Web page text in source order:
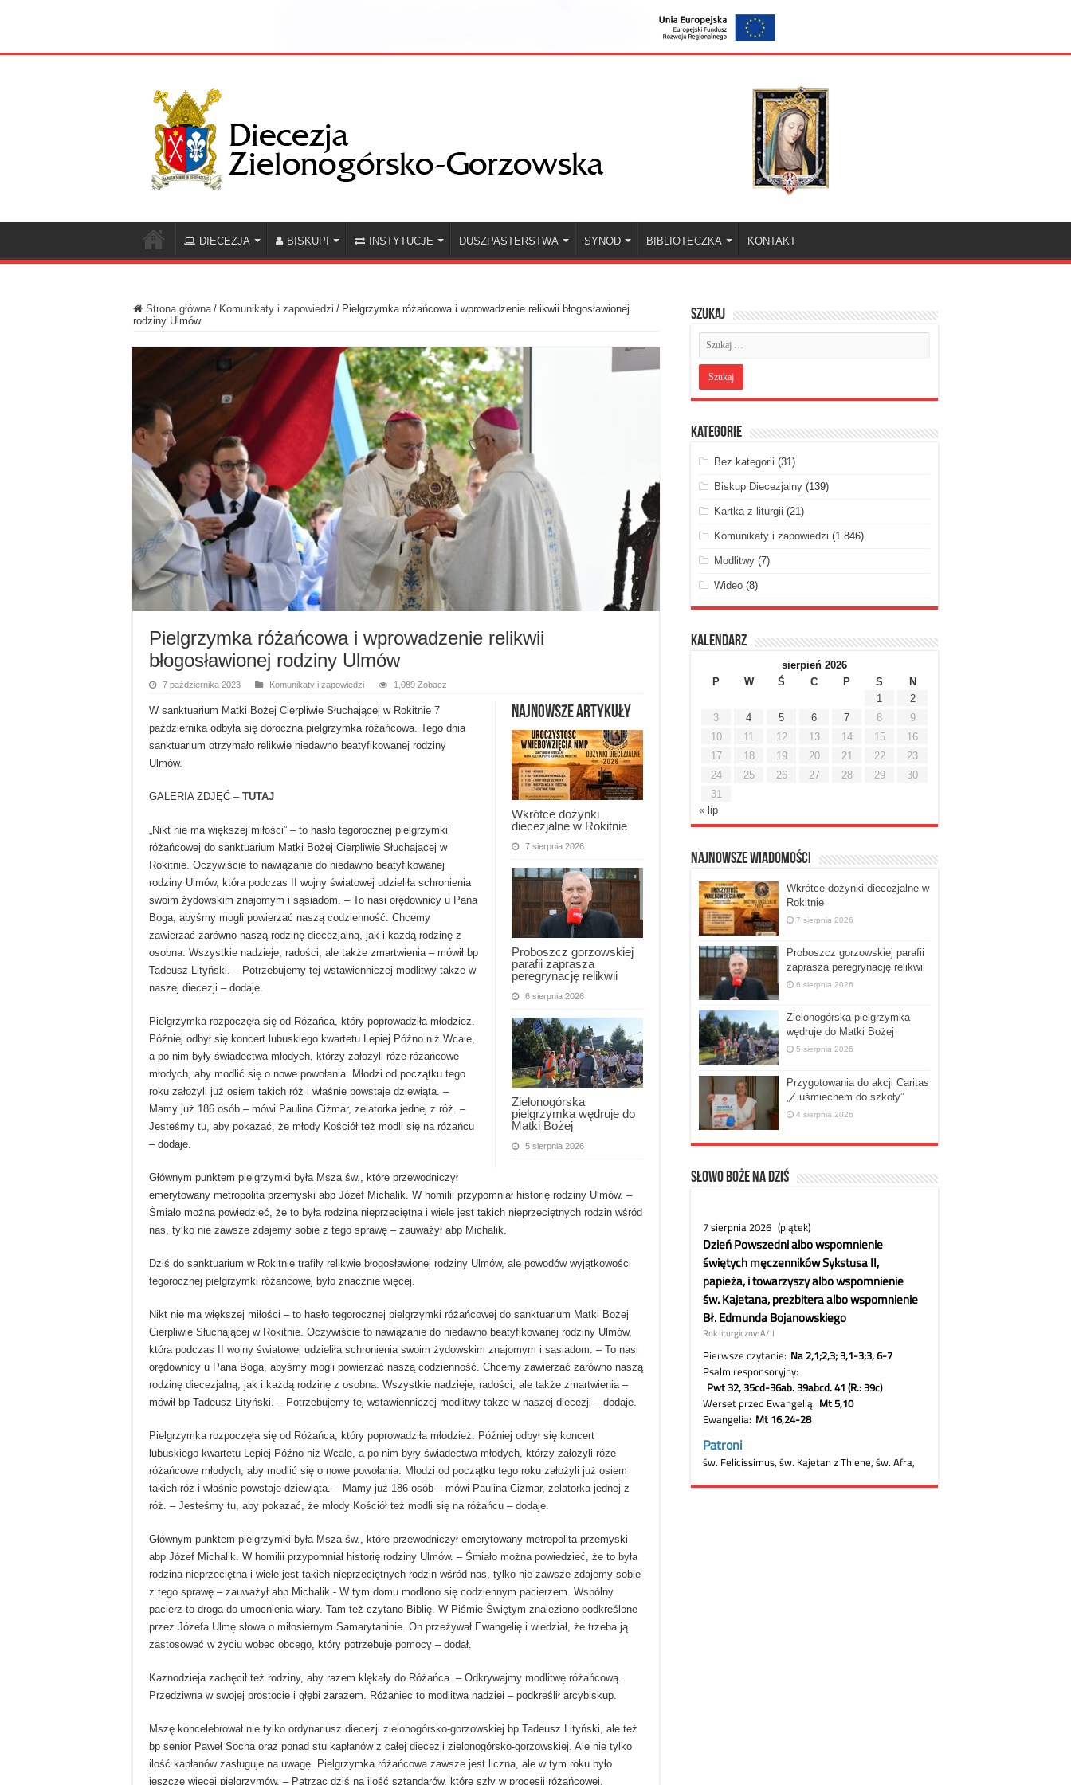
DIECEZJA BISKUPI INSTYTUCJE DUSZPASTERSTWA SYNOD BIBLIOTECZKA KONTAKT
Strona główna / Komunikaty i zapowiedzi / Pielgrzymka różańcowa i wprowadzenie relikwii błogosławionej
rodziny Ulmów
Pielgrzymka różańcowa i wprowadzenie relikwii
błogosławionej rodziny Ulmów
7 października 2023 Komunikaty i zapowiedzi 1,089 Zobacz
Najnowsze artykuły
Wkrótce dożynki
diecezjalne w Rokitnie
7 sierpnia 2026
Proboszcz gorzowskiej
parafii zaprasza
peregrynację relikwii
6 sierpnia 2026
Zielonogórska
pielgrzymka wędruje do
Matki Bożej
5 sierpnia 2026
W sanktuarium Matki Bożej Cierpliwie Słuchającej w Rokitnie 7
października odbyła się doroczna pielgrzymka różańcowa. Tego dnia
sanktuarium otrzymało relikwie niedawno beatyfikowanej rodziny
Ulmów.
GALERIA ZDJĘĆ – TUTAJ
„Nikt nie ma większej miłości” – to hasło tegorocznej pielgrzymki
różańcowej do sanktuarium Matki Bożej Cierpliwie Słuchającej w
Rokitnie. Oczywiście to nawiązanie do niedawno beatyfikowanej
rodziny Ulmów, która podczas II wojny światowej udzieliła schronienia
swoim żydowskim znajomym i sąsiadom. – To nasi orędownicy u Pana
Boga, abyśmy mogli powierzać naszą codzienność. Chcemy
zawierzać zarówno naszą rodzinę diecezjalną, jak i każdą rodzinę z
osobna. Wszystkie nadzieje, radości, ale także zmartwienia – mówił bp
Tadeusz Lityński. – Potrzebujemy tej wstawienniczej modlitwy także w
naszej diecezji – dodaje.
Pielgrzymka rozpoczęła się od Różańca, który poprowadziła młodzież.
Później odbył się koncert lubuskiego kwartetu Lepiej Późno niż Wcale,
a po nim były świadectwa młodych, którzy założyli róże różańcowe
młodych, aby modlić się o nowe powołania. Młodzi od początku tego
roku założyli już osiem takich róż i właśnie powstaje dziewiąta. –
Mamy już 186 osób – mówi Paulina Ciżmar, zelatorka jednej z róż. –
Jesteśmy tu, aby pokazać, że młody Kościół też modli się na różańcu
– dodaje.
Głównym punktem pielgrzymki była Msza św., które przewodniczył
emerytowany metropolita przemyski abp Józef Michalik. W homilii przypomniał historię rodziny Ulmów. –
Śmiało można powiedzieć, że to była rodzina nieprzeciętna i wiele jest takich nieprzeciętnych rodzin wśród
nas, tylko nie zawsze zdajemy sobie z tego sprawę – zauważył abp Michalik.
Dziś do sanktuarium w Rokitnie trafiły relikwie błogosławionej rodziny Ulmów, ale powodów wyjątkowości
tegorocznej pielgrzymki różańcowej było znacznie więcej.
Nikt nie ma większej miłości – to hasło tegorocznej pielgrzymki różańcowej do sanktuarium Matki Bożej
Cierpliwie Słuchającej w Rokitnie. Oczywiście to nawiązanie do niedawno beatyfikowanej rodziny Ulmów,
która podczas II wojny światowej udzieliła schronienia swoim żydowskim znajomym i sąsiadom. – To nasi
orędownicy u Pana Boga, abyśmy mogli powierzać naszą codzienność. Chcemy zawierzać zarówno naszą
rodzinę diecezjalną, jak i każdą rodzinę z osobna. Wszystkie nadzieje, radości, ale także zmartwienia –
mówił bp Tadeusz Lityński. – Potrzebujemy tej wstawienniczej modlitwy także w naszej diecezji – dodaje.
Pielgrzymka rozpoczęła się od Różańca, który poprowadziła młodzież. Później odbył się koncert
lubuskiego kwartetu Lepiej Późno niż Wcale, a po nim były świadectwa młodych, którzy założyli róże
różańcowe młodych, aby modlić się o nowe powołania. Młodzi od początku tego roku założyli już osiem
takich róż i właśnie powstaje dziewiąta. – Mamy już 186 osób – mówi Paulina Ciżmar, zelatorka jednej z
róż. – Jesteśmy tu, aby pokazać, że młody Kościół też modli się na różańcu – dodaje.
Głównym punktem pielgrzymki była Msza św., które przewodniczył emerytowany metropolita przemyski
abp Józef Michalik. W homilii przypomniał historię rodziny Ulmów. – Śmiało można powiedzieć, że to była
rodzina nieprzeciętna i wiele jest takich nieprzeciętnych rodzin wśród nas, tylko nie zawsze zdajemy sobie
z tego sprawę – zauważył abp Michalik.- W tym domu modlono się codziennym pacierzem. Wspólny
pacierz to droga do umocnienia wiary. Tam też czytano Biblię. W Piśmie Świętym znaleziono podkreślone
przez Józefa Ulmę słowa o miłosiernym Samarytaninie. On przeżywał Ewangelię i wiedział, że trzeba ją
zastosować w życiu wobec obcego, który potrzebuje pomocy – dodał.
Kaznodzieja zachęcił też rodziny, aby razem klękały do Różańca. – Odkrywajmy modlitwę różańcową.
Przedziwna w swojej prostocie i głębi zarazem. Różaniec to modlitwa nadziei – podkreślił arcybiskup.
Mszę koncelebrował nie tylko ordynariusz diecezji zielonogórsko-gorzowskiej bp Tadeusz Lityński, ale też
bp senior Paweł Socha oraz ponad stu kapłanów z całej diecezji zielonogórsko-gorzowskiej. Ale nie tylko
ilość kapłanów zasługuje na uwagę. Pielgrzymka różańcowa zawsze jest liczna, ale w tym roku było
jeszcze więcej pielgrzymów. – Patrząc dziś na ilość sztandarów, które szły w procesji różańcowej,
Szukaj
Kategorie
Bez kategorii (31)
Biskup Diecezjalny(139)
Kartka z liturgii (21)
Komunikaty i zapowiedzi (1 846)
Modlitwy(7)
Wideo(8)
Kalendarz
sierpień 2026
P
W Ś C P S
N
1
2
3
4 5 6 7 8
9
10
11 12 13 14 15
16
17
18 19 20 21 22
23
24
25 26 27 28 29
30
31
« lip
Najnowsze Wiadomości
Wkrótce dożynki diecezjalne w
Rokitnie
7 sierpnia 2026
Proboszcz gorzowskiej parafii
zaprasza peregrynację relikwii
6 sierpnia 2026
Zielonogórska pielgrzymka
wędruje do Matki Bożej
5 sierpnia 2026
Przygotowania do akcji Caritas
„Z uśmiechem do szkoły”
4 sierpnia 2026
Słowo Boże na dziś